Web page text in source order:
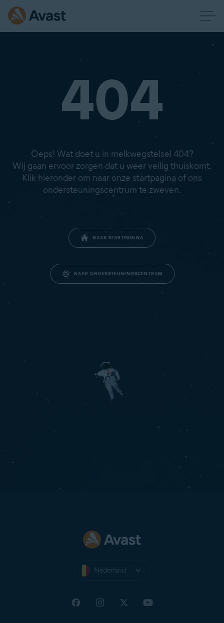
404
Oeps! Wat doet u in melkwegstelsel 404?
Wij gaan ervoor zorgen dat u weer veilig thuiskomt.
Klik hieronder om naar onze startpagina of ons
ondersteuningscentrum te zweven.
NAAR STARTPAGINA
NAAR ONDERSTEUNINGSCENTRUM
Nederland